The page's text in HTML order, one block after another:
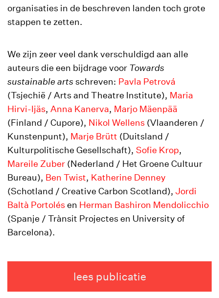
organisaties in de beschreven landen toch grote
stappen te zetten.
We zijn zeer veel dank verschuldigd aan alle
auteurs die een bijdrage voor Towards
sustainable arts schreven: Pavla Petrová
(Tsjechië / Arts and Theatre Institute), Maria
Hirvi-Ijäs, Anna Kanerva, Marjo Mäenpää
(Finland / Cupore), Nikol Wellens (Vlaanderen /
Kunstenpunt), Marje Brütt (Duitsland /
Kulturpolitische Gesellschaft), Sofie Krop,
Mareile Zuber (Nederland / Het Groene Cultuur
Bureau), Ben Twist, Katherine Denney
(Schotland / Creative Carbon Scotland), Jordi
Baltà Portolés en Herman Bashiron Mendolicchio
(Spanje / Trànsit Projectes en University of
Barcelona).
lees publicatie